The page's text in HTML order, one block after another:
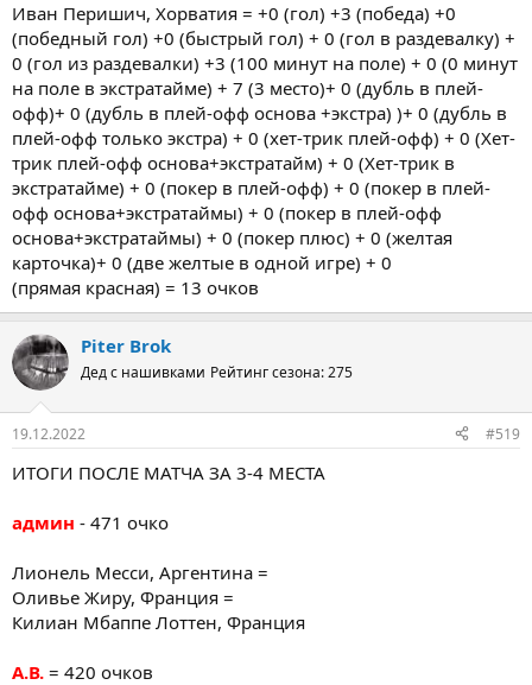
Иван Перишич, Хорватия = +0 (гол) +3 (победа) +0
(победный гол) +0 (быстрый гол) + 0 (гол в раздевалку) +
0 (гол из раздевалки) +3 (100 минут на поле) + 0 (0 минут
на поле в экстратайме) + 7 (3 место)+ 0 (дубль в плей-
офф)+ 0 (дубль в плей-офф основа +экстра) )+ 0 (дубль в
плей-офф только экстра) + 0 (хет-трик плей-офф) + 0 (Хет-
трик плей-офф основа+экстратайм) + 0 (Хет-трик в
экстратайме) + 0 (покер в плей-офф) + 0 (покер в плей-
офф основа+экстратаймы) + 0 (покер в плей-офф
основа+экстратаймы) + 0 (покер плюс) + 0 (желтая
карточка)+ 0 (две желтые в одной игре) + 0
(прямая красная) = 13 очков
Piter Brok
Дед с нашивками Рейтинг сезона: 275
19.12.2022 #519
ИТОГИ ПОСЛЕ МАТЧА ЗА 3-4 МЕСТА
админ - 471 очко
Лионель Месси, Аргентина =
Оливье Жиру, Франция =
Килиан Мбаппе Лоттен, Франция
А.В. = 420 очков